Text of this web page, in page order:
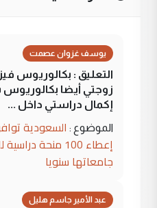
يوسف غزوان عصمت
التعليق : بكالوريوس
زوجتي أيضا
إكمال دراستي داخل ...
الموضوع : السعودية
إعطاء 100 منحة
جامعاتها سنويا
عبد الأمير جاسم هليل